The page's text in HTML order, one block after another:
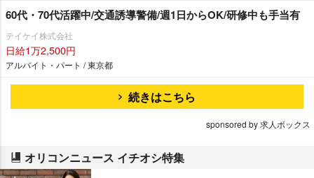
60代・70代活躍中/交通誘導警備/週1日からOK/研修中も手当有
テイケイ株式会社
日給1万2,500円
アルバイト・パート / 東京都
続きはこちら
sponsored by 求人ボックス
オリコンニュース イチオシ特集